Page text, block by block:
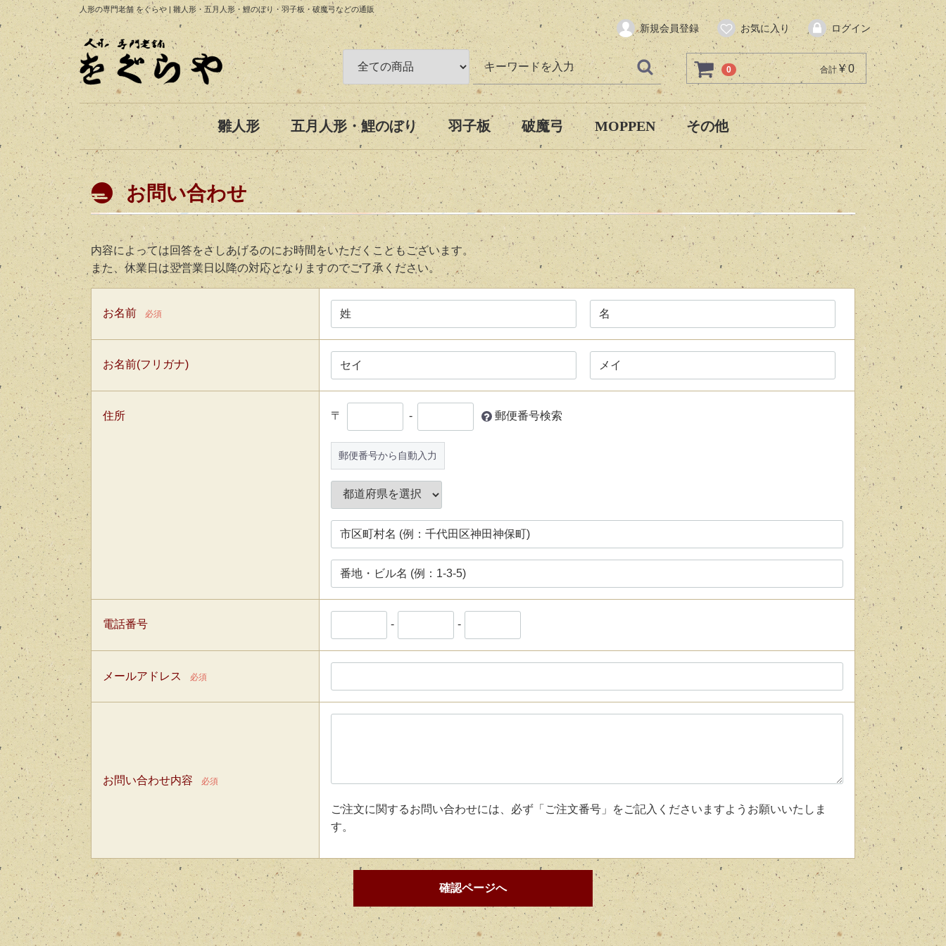
人形の専門老舗 をぐらや | 雛人形・五月人形・鯉のぼり・羽子板・破魔弓などの通販
0 合計¥ 0
新規会員登録 お気に入り ログイン
雛人形 五月人形・鯉のぼり 羽子板 破魔弓 MOPPEN その他
お問い合わせ
内容によっては回答をさしあげるのにお時間をいただくこともございます。
また、休業日は翌営業日以降の対応となりますのでご了承ください。
お名前 必須
お名前(フリガナ)
住所 〒 - 郵便番号検索
郵便番号から自動入力
電話番号 - -
メールアドレス 必須
お問い合わせ内容 必須
ご注文に関するお問い合わせには、必ず「ご注文番号」をご記入くださいますようお願いいたしま
す。
確認ページへ